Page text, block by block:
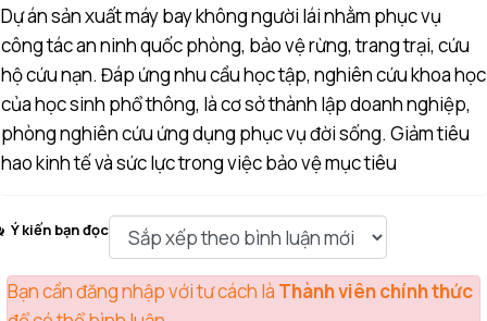
Dự án sản xuất máy bay không người lái nhằm phục vụ
công tác an ninh quốc phòng, bảo vệ rừng, trang trại, cứu
hộ cứu nạn. Đáp ứng nhu cầu học tập, nghiên cứu khoa học
của học sinh phổ thông, là cơ sở thành lập doanh nghiệp,
phòng nghiên cứu ứng dụng phục vụ đời sống. Giảm tiêu
hao kinh tế và sức lực trong việc bảo vệ mục tiêu
Ý kiến bạn đọc
Bạn cần đăng nhập với tư cách là Thành viên chính thức